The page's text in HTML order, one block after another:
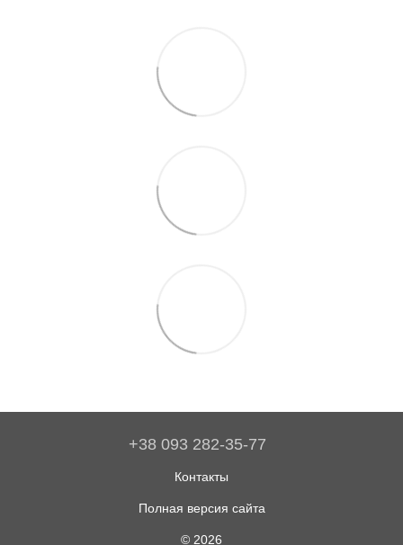
+38 093 282-35-77
Контакты
Полная версия сайта
© 2026